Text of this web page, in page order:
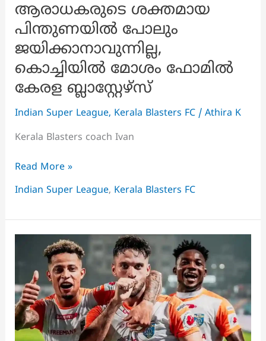
ആരാധകരുടെ ശക്തമായ
പിന്തുണയിൽ പോലും
ജയിക്കാനാവുന്നില്ല,
കൊച്ചിയിൽ മോശം ഫോമിൽ
കേരള ബ്ലാസ്റ്റേഴ്‌സ്
Indian Super League, Kerala Blasters FC/ Athira K
Kerala Blasters coach Ivan
ആരാധകരുടെ
പിന്തുണയിൽ
കൊച്ചിയിൽ
മോശം
ഫോമിൽ
കേരള
ബ്ലാസ്റ്റേഴ്‌സ്
Read More »
Indian Super League, Kerala Blasters FC